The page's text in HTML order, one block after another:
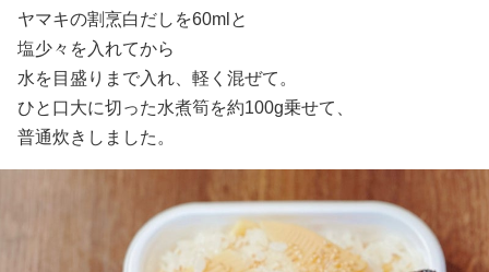
ヤマキの割烹白だしを60mlと
塩少々を入れてから
水を目盛りまで入れ、軽く混ぜて。
ひと口大に切った水煮筍を約100g乗せて、
普通炊きしました。